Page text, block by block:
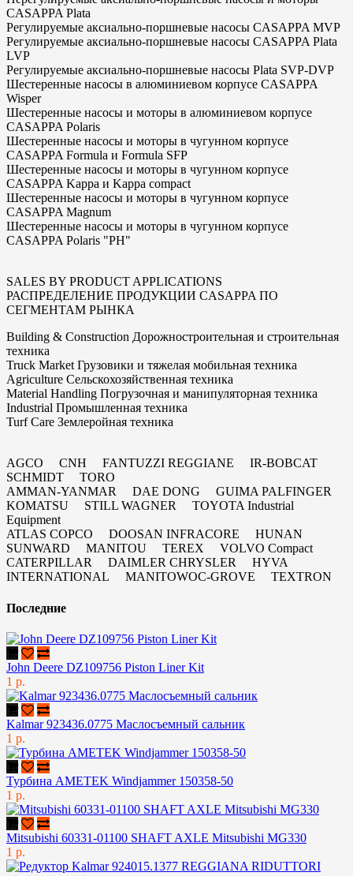
CASAPPA Plata
Регулируемые аксиально-поршневые насосы CASAPPA MVP
Регулируемые аксиально-поршневые насосы CASAPPA Plata
LVP
Регулируемые аксиально-поршневые насосы Plata SVP-DVP
Шестеренные насосы в алюминиевом корпусе CASAPPA
Wisper
Шестеренные насосы и моторы в алюминиевом корпусе
CASAPPA Polaris
Шестеренные насосы и моторы в чугунном корпусе
CASAPPA Formula и Formula SFP
Шестеренные насосы и моторы в чугунном корпусе
CASAPPA Kappa и Kappa compact
Шестеренные насосы и моторы в чугунном корпусе
CASAPPA Magnum
Шестеренные насосы и моторы в чугунном корпусе
CASAPPA Polaris "PH"
SALES BY PRODUCT APPLICATIONS
РАСПРЕДЕЛЕНИЕ ПРОДУКЦИИ CASAPPA ПО
СЕГМЕНТАМ РЫНКА
Building & Construction Дорожностроительная и строительная
техника
Truck Market Грузовики и тяжелая мобильная техника
Agriculture Сельскохозяйственная техника
Material Handling Погрузочная и манипуляторная техника
Industrial Промышленная техника
Turf Care Землеройная техника
AGCO CNH FANTUZZI REGGIANE IR-BOBCAT
SCHMIDT TORO
AMMAN-YANMAR DAE DONG GUIMA PALFINGER
KOMATSU STILL WAGNER TOYOTA Industrial
Equipment
ATLAS COPCO DOOSAN INFRACORE HUNAN
SUNWARD MANITOU TEREX VOLVO Compact
CATERPILLAR DAIMLER CHRYSLER HYVA
INTERNATIONAL MANITOWOC-GROVE TEXTRON
Последние
John Deere DZ109756 Piston Liner Kit
1 р.
Kalmar 923436.0775 Маслосъемный сальник
1 р.
Турбина AMETEK Windjammer 150358-50
1 р.
Mitsubishi 60331-01100 SHAFT AXLE Mitsubishi MG330
1 р.